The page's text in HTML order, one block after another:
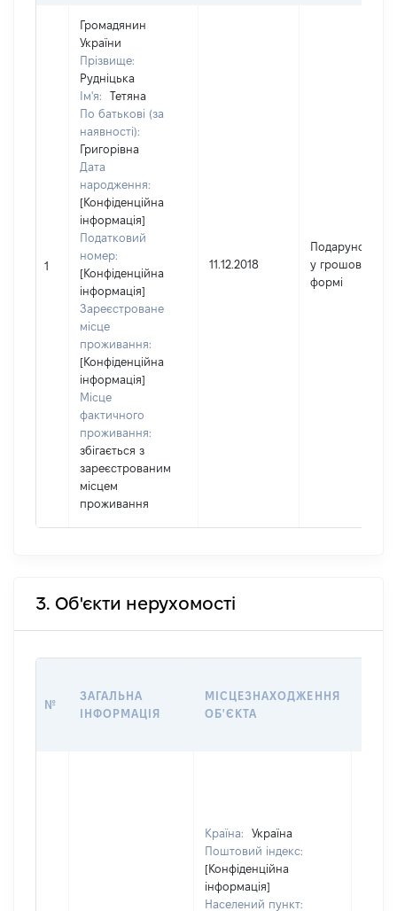
1
Громадянин
України
Прізвище:
Рудніцька
Ім'я:
Тетяна
По батькові (за
наявності):
Григорівна
Дата
народження:
[Конфіденційна
інформація]
Податковий
номер:
[Конфіденційна
інформація]
Зареєстроване
місце
проживання:
[Конфіденційна
інформація]
Місце
фактичного
проживання:
збігається з
зареєстрованим
місцем
проживання
11.12.2018
Подарунок
у грошовій
формі
3. Об'єкти нерухомості
№
ЗАГАЛЬНА
ІНФОРМАЦІЯ
МІСЦЕЗНАХОДЖЕННЯ
ОБ'ЄКТА
Країна:
Україна
Поштовий індекс:
[Конфіденційна
інформація]
Населений пункт: